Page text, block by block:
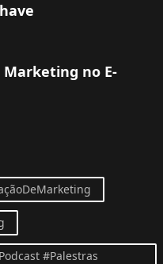
Marketing no E-
#Palestras